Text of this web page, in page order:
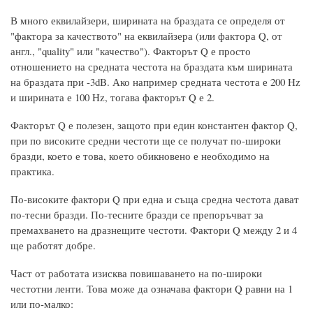
В много еквилайзери, ширината на браздата се определя от
"фактора за качеството" на еквилайзера (или фактора Q, от
англ., "quality" или "качество"). Факторът Q е просто
отношението на средната честота на браздата към ширината
на браздата при -3dB. Ако например средната честота е 200 Hz
и ширината е 100 Hz, тогава факторът Q е 2.
Факторът Q е полезен, защото при един константен фактор Q,
при по високите средни честоти ще се получат по-широки
бразди, което е това, което обикновено е необходимо на
практика.
По-високите фактори Q при една и съща средна честота дават
по-тесни бразди. По-тесните бразди се препоръчват за
премахването на дразнещите честоти. Фактори Q между 2 и 4
ще работят добре.
Част от работата изисква повишаването на по-широки
честотни ленти. Това може да означава фактори Q равни на 1
или по-малко: